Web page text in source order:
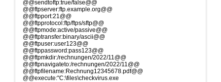
@@sendtoftp:true/false@@
@@ftpserver:ftp.example.org@@
@@ftpport:21@@
@@ftpprotocol:ftp/ftps/sftp@@
@@ftpmode:active/passive@@
@@ftptransfer:binary/ascii@@
@@ftpuser:user123@@
@@ftppassword:pass123@@
@@ftpmkdir:/rechnungen/2022/11@@
@@ftpnavigateto:/rechnungen/2022/11@@
@@ftpfilename:Rechnung12345678.pdf@@
@@execute:"C:\files\checkvirus.exe